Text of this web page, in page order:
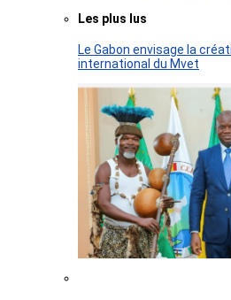
Les plus lus
Le Gabon envisage la
international du Mvet